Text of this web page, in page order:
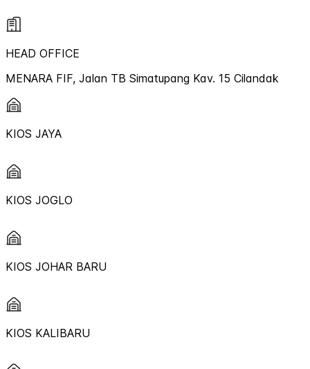
HEAD OFFICE
MENARA FIF, Jalan TB Simatupang Kav. 15 Cilandak
KIOS JAYA
KIOS JOGLO
KIOS JOHAR BARU
KIOS KALIBARU